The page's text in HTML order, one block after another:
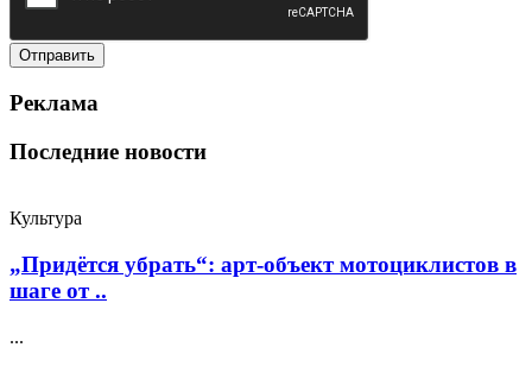
Реклама
Последние новости
Культура
„Придётся убрать“: арт‑объект мотоциклистов в
шаге от ..
...